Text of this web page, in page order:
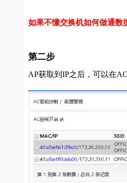
如果不懂交换机如何做通数
第二步
AP获取到IP之后，可以在